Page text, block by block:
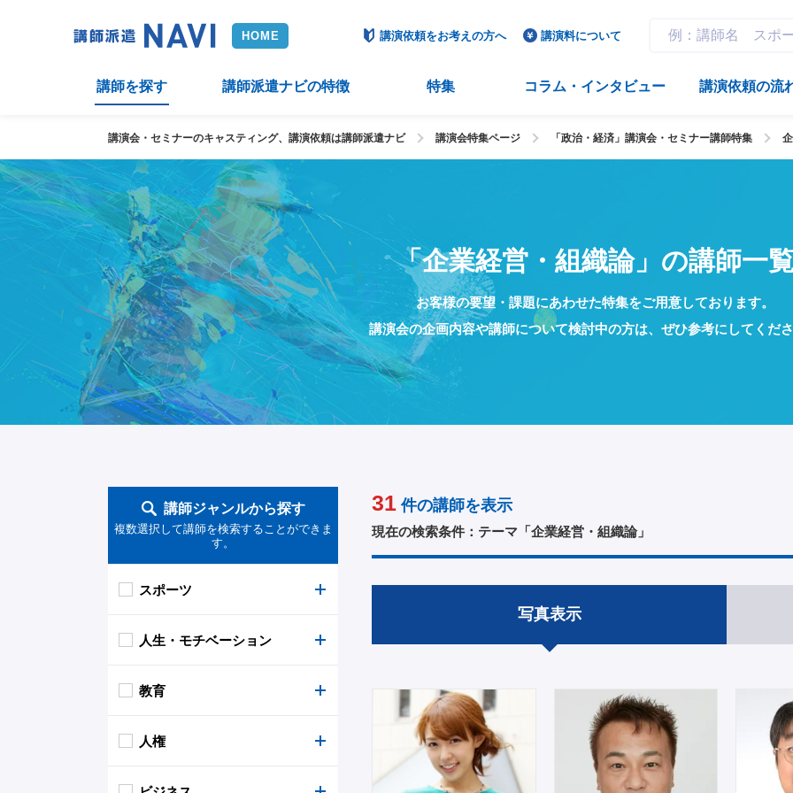
講師を探す 特集 コラム・インタビュー
講演依頼をお考えの方へ 講演料について
講師派遣ナビの特徴 講演依頼の流
講演会・セミナーのキャスティング、講演依頼は講師派遣ナビ 講演会特集ページ 「政治・経済」講演会・セミナー講師特集
「企業経営・組織論」の講師一
お客様の要望・課題にあわせた特集をご用意しております。
講演会の企画内容や講師について検討中の方は、 ぜひ参考にしてくだ
31 件の講師を表示
現在の検索条件：テーマ「企業経営・組織論」
写真表示
講師ジャンルから探す
複数選択して講師を検索することができま
す。
スポーツ
監督・コーチ
プロ野球
アマチュア野球（高校野球）
人生・モチベーション
逆境
女性
教育
AI・IT・IoT・ICT
人権